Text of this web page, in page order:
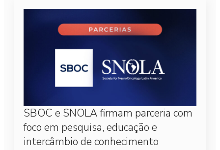
SBOC e SNOLA firmam parceria com
foco em pesquisa, educação e
intercâmbio de conhecimento